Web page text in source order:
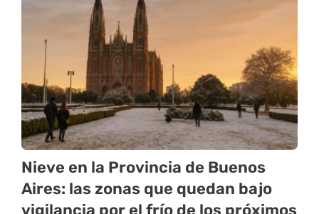
Nieve en la Provincia de Buenos
Aires: las zonas que quedan bajo